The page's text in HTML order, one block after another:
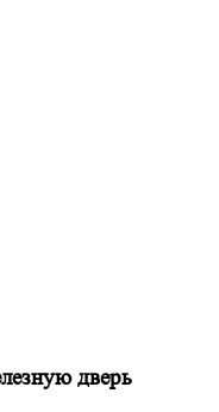
дверь